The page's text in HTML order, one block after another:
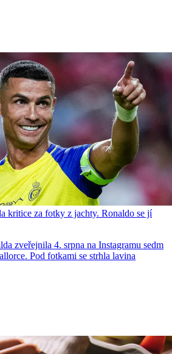
kritice za fotky z jachty. Ronaldo se jí
zveřejnila 4. srpna na Instagramu sedm
Pod fotkami se strhla lavina